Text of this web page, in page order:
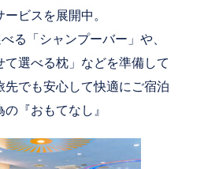
ビスを展開中。
る「シャンプーバー」や、
て選べる枕」などを準備して
先でも安心して快適にご宿泊
『おもてなし』